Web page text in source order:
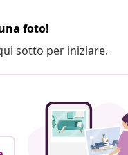
foto!
sotto per iniziare.